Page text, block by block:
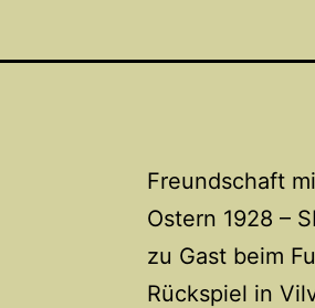
Freundschaft
Ostern 1928 –
zu Gast beim
Rückspiel in